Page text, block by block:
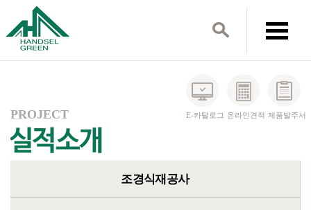
E-카탈로그 온라인견적 제품발주서
PROJECT
조경식재공사